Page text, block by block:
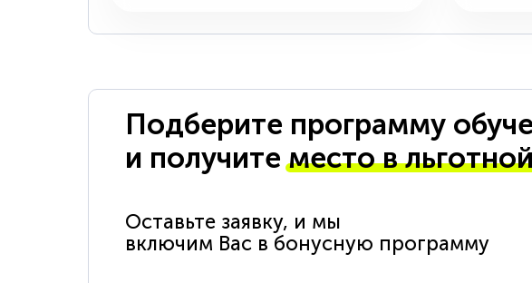
Подберите программу
и получитеместо в
Оставьте заявку, и мы
включим Вас в бонусную программу